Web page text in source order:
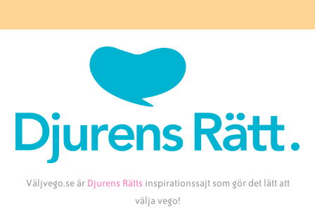
Väljvego.se är Djurens Rätts inspirationssajt som gör det lätt att
välja vego!